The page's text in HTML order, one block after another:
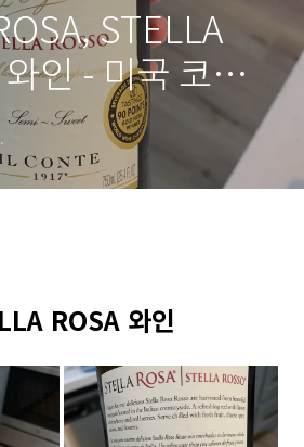
STELLA
인 - 미국 코스
ROSA 와인